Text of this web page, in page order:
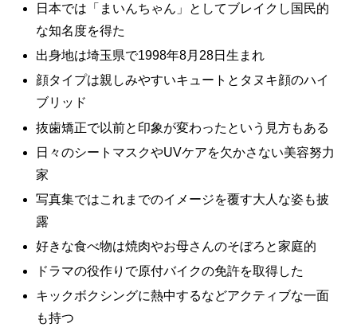
日本では「まいんちゃん」としてブレイクし国民的
な知名度を得た
出身地は埼玉県で1998年8月28日生まれ
顔タイプは親しみやすいキュートとタヌキ顔のハイ
ブリッド
抜歯矯正で以前と印象が変わったという見方もある
日々のシートマスクやUVケアを欠かさない美容努力
家
写真集ではこれまでのイメージを覆す大人な姿も披
露
好きな食べ物は焼肉やお母さんのそぼろと家庭的
ドラマの役作りで原付バイクの免許を取得した
キックボクシングに熱中するなどアクティブな一面
も持つ